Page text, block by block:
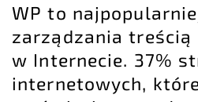
WP to
zarządzania treścią
w Internecie. 37%
internetowych,